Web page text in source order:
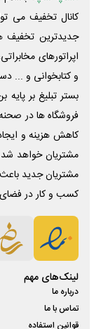
کانال تخفیف می
جدیدترین تخفیف
اپراتورهای
و کتابخوانی و ...
بستر تبلیغ بر
فروشگاه ها در
کاهش هزینه و
مشتریان خواهد
مشتریان جدید
کسب و کار در
لینک‌های مهم
درباره ما
تماس با ما
قوانین استفاده